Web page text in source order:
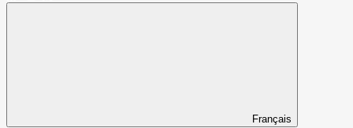
Français